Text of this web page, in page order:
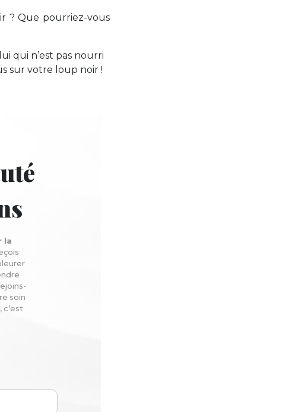
? Que pourriez-vous
qui n’est pas nourri
sur votre loup noir !
la
soin
c’est